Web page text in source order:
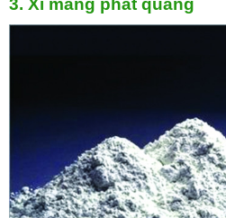
3. Xi măng phát quang